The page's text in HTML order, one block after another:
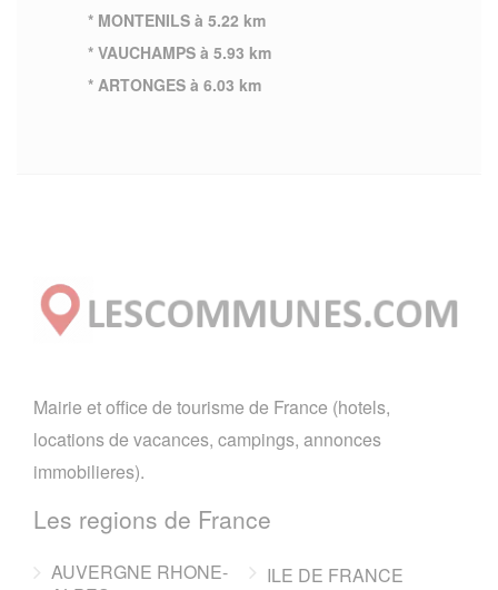
* MONTENILS à 5.22 km
* VAUCHAMPS à 5.93 km
* ARTONGES à 6.03 km
Mairie et office de tourisme de France (hotels,
locations de vacances, campings, annonces
immobilieres).
Les regions de France
AUVERGNE RHONE-
ILE DE FRANCE